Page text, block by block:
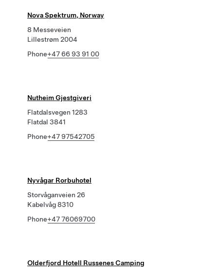
Nova Spektrum, Norway
8 Messeveien
Lillestrøm 2004
Phone+47 66 93 91 00
Nutheim Gjestgiveri
Flatdalsvegen 1283
Flatdal 3841
Phone+47 97542705
Nyvågar Rorbuhotel
Storvåganveien 26
Kabelvåg 8310
Phone+47 76069700
Olderfjord Hotell Russenes Camping